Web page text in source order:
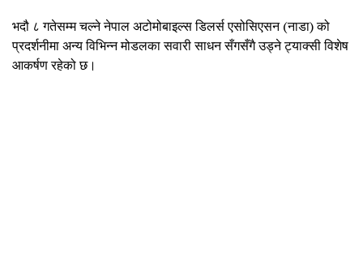
भदौ ८ गतेसम्म चल्ने नेपाल अटोमोबाइल्स डिलर्स एसोसिएसन (नाडा) को
प्रदर्शनीमा अन्य विभिन्न मोडलका सवारी साधन सँगसँगै उड्ने ट्याक्सी विशेष
आकर्षण रहेको छ।